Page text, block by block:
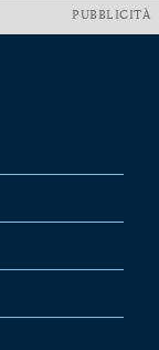
PUBBLICITÀ